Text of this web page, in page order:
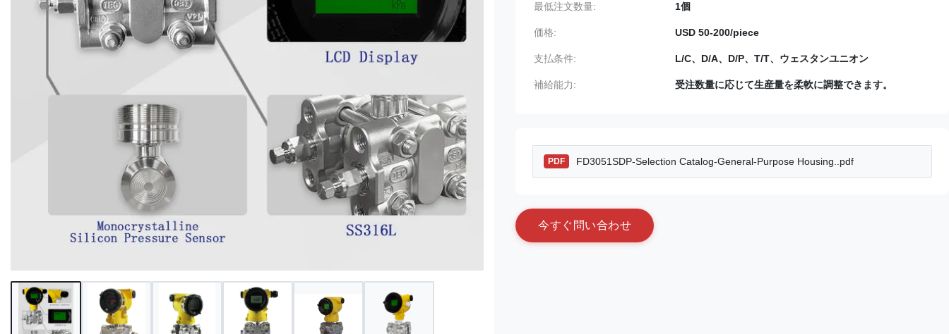
最低注文数量: 1個
価格: USD 50-200/piece
支払条件: L/C、D/A、D/P、T/T、ウェスタンユニオン
補給能力: 受注数量に応じて生産量を柔軟に調整できます。
PDF FD3051SDP-Selection Catalog-General-Purpose Housing..pdf
今す ぐ 問い合わせ